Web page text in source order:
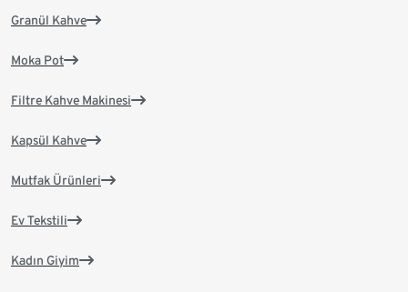
Granül Kahve
Moka Pot
Filtre Kahve Makinesi
Kapsül Kahve
Mutfak Ürünleri
Ev Tekstili
Kadın Giyim